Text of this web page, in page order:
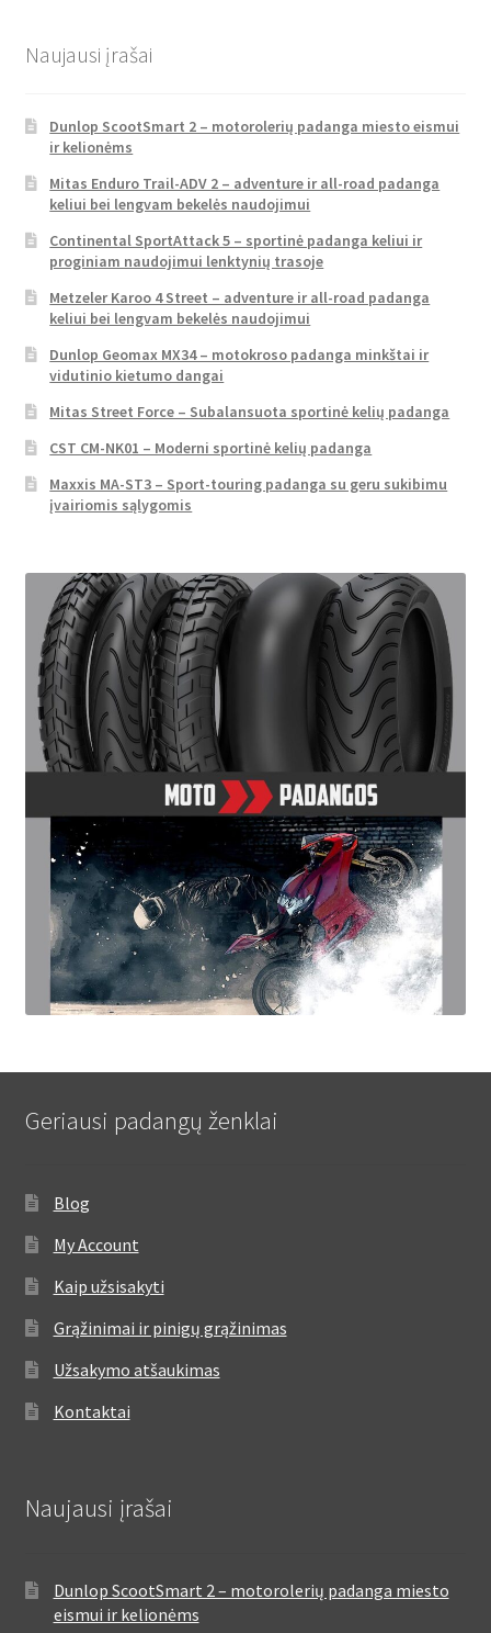
Naujausi įrašai
Dunlop ScootSmart 2 – motorolerių padanga miesto eismui
ir kelionėms
Mitas Enduro Trail-ADV 2 – adventure ir all-road padanga
keliui bei lengvam bekelės naudojimui
Continental SportAttack 5 – sportinė padanga keliui ir
proginiam naudojimui lenktynių trasoje
Metzeler Karoo 4 Street – adventure ir all-road padanga
keliui bei lengvam bekelės naudojimui
Dunlop Geomax MX34 – motokroso padanga minkštai ir
vidutinio kietumo dangai
Mitas Street Force – Subalansuota sportinė kelių padanga
CST CM-NK01 – Moderni sportinė kelių padanga
Maxxis MA-ST3 – Sport-touring padanga su geru sukibimu
įvairiomis sąlygomis
Geriausi padangų ženklai
Blog
My Account
Kaip užsisakyti
Grąžinimai ir pinigų grąžinimas
Užsakymo atšaukimas
Kontaktai
Naujausi įrašai
Dunlop ScootSmart 2 – motorolerių padanga miesto
eismui ir kelionėms